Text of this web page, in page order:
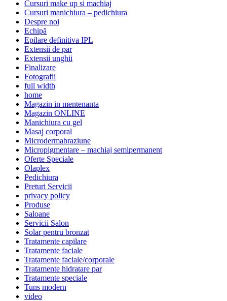
Cursuri make up si machiaj
Cursuri manichiura – pedichiura
Despre noi
Echipă
Epilare definitiva IPL
Extensii de par
Extensii unghii
Finalizare
Fotografii
full width
home
Magazin in mentenanta
Magazin ONLINE
Manichiura cu gel
Masaj corporal
Microdermabraziune
Micropigmentare – machiaj semipermanent
Oferte Speciale
Olaplex
Pedichiura
Preturi Servicii
privacy policy
Produse
Saloane
Servicii Salon
Solar pentru bronzat
Tratamente capilare
Tratamente faciale
Tratamente faciale/corporale
Tratamente hidratare par
Tratamente speciale
Tuns modern
video